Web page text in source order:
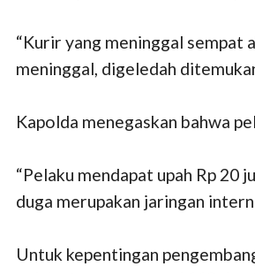
“Kurir yang meninggal sempat
meninggal, digeledah
Kapolda menegaskan bahwa
“Pelaku mendapat upah Rp
duga merupakan jaringan
Untuk kepentingan